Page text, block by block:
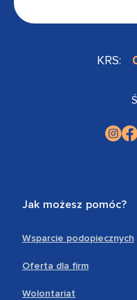
KRS:
Jak możesz pomóc?
Wsparcie podopiecznych
Oferta dla firm
Wolontariat